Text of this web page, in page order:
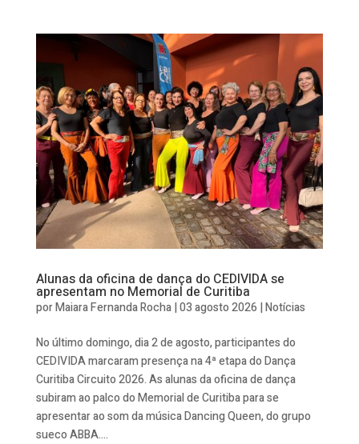
Alunas da oficina de dança do CEDIVIDA se
apresentam no Memorial de Curitiba
porMaiara Fernanda Rocha|03 agosto 2026 |Notícias
No último domingo, dia 2 de agosto, participantes do
CEDIVIDA marcaram presença na 4ª etapa do Dança
Curitiba Circuito 2026. As alunas da oficina de dança
subiram ao palco do Memorial de Curitiba para se
apresentar ao som da música Dancing Queen, do grupo
sueco ABBA....